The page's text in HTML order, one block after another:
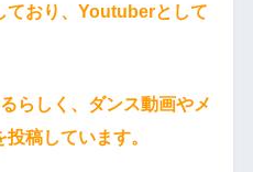
ており、Youtuberとして
らしく、ダンス動画やメ
稿しています。